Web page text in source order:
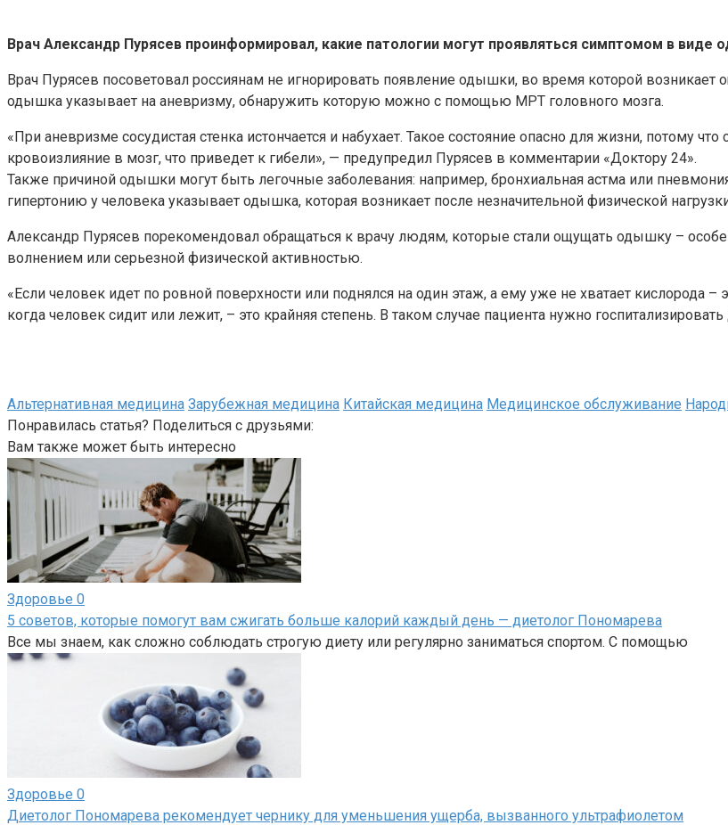
Врач Александр Пурясев проинформировал, какие патологии могут проявляться симптомом в виде
Врач Пурясев посоветовал россиянам не игнорировать появление одышки, во время которой возникает
одышка указывает на аневризму, обнаружить которую можно с помощью МРТ головного мозга.
«При аневризме сосудистая стенка истончается и набухает. Такое состояние опасно для жизни, потому
кровоизлияние в мозг, что приведет к гибели», — предупредил Пурясев в комментарии «Доктору 24».
Также причиной одышки могут быть легочные заболевания: например, бронхиальная астма или
гипертонию у человека указывает одышка, которая возникает после незначительной физической
Александр Пурясев порекомендовал обращаться к врачу людям, которые стали ощущать одышку –
волнением или серьезной физической активностью.
«Если человек идет по ровной поверхности или поднялся на один этаж, а ему уже не хватает кислорода
когда человек сидит или лежит, – это крайняя степень. В таком случае пациента нужно
Альтернативная медицина Зарубежная медицина Китайская медицина Медицинское обслуживание
Понравилась статья? Поделиться с друзьями:
Вам также может быть интересно
Здоровье 0
5 советов, которые помогут вам сжигать больше калорий каждый день — диетолог Пономарева
Все мы знаем, как сложно соблюдать строгую диету или регулярно заниматься спортом. С помощью
Здоровье 0
Диетолог Пономарева рекомендует чернику для уменьшения ущерба, вызванного ультрафиолетом